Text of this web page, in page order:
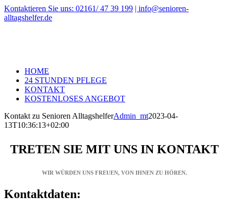
Zum
Inhalt
Kontaktieren Sie uns: 02161/ 47 39 199 | info@senioren-
alltagshelfer.de
HOME
24 STUNDEN PFLEGE
KONTAKT
KOSTENLOSES ANGEBOT
Kontakt zu Senioren AlltagshelferAdmin_mt2023-04-
13T10:36:13+02:00
TRETEN SIE MIT UNS IN KONTAKT
WIR WÜRDEN UNS FREUEN, VON IHNEN ZU HÖREN.
Kontaktdaten: